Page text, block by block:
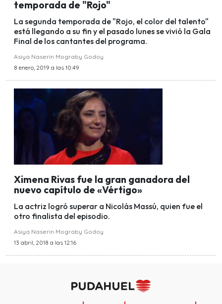
temporada de "Rojo"
La segunda temporada de "Rojo, el color del talento"
está llegando a su fin y el pasado lunes se vivió la Gala
Final de los cantantes del programa.
Asiya Naserin Mograby Godoy
8 enero, 2019 a las 10:49
Ximena Rivas fue la gran ganadora del
nuevo capítulo de «Vértigo»
La actriz logró superar a Nicolás Massú, quien fue el
otro finalista del episodio.
Asiya Naserin Mograby Godoy
13 abril, 2018 a las 12:16